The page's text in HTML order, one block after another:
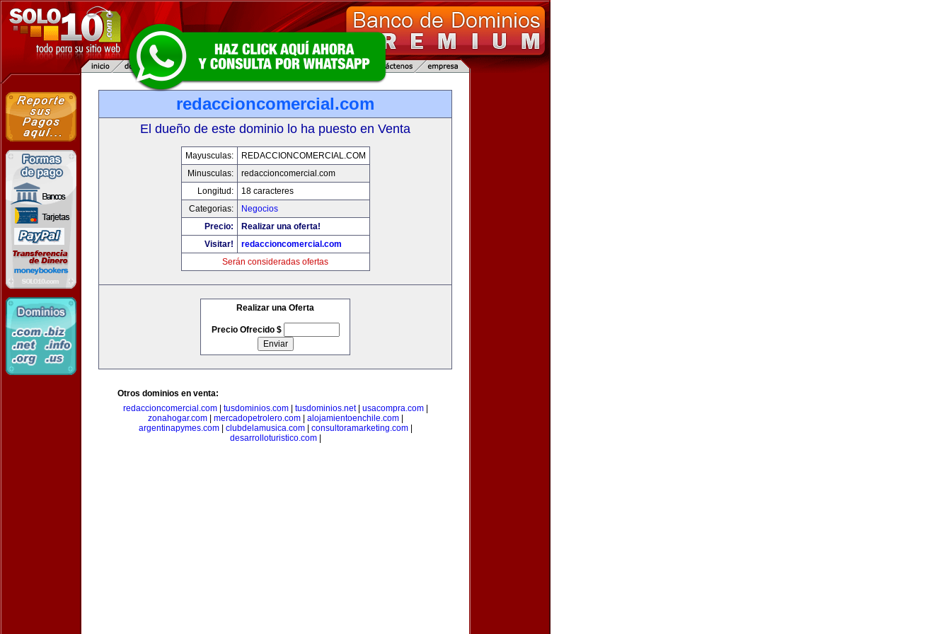
redaccioncomercial.com
El dueño de este dominio lo ha puesto en Venta
Mayusculas:
REDACCIONCOMERCIAL.COM
Minusculas:
redaccioncomercial.com
Longitud:
18 caracteres
Categorias:
Negocios
Precio:
Realizar una oferta!
Visitar!
redaccioncomercial.com
Serán consideradas ofertas
Realizar una Oferta
Precio Ofrecido $
Otros dominios en venta:
redaccioncomercial.com| tusdominios.com| tusdominios.net| usacompra.com|
zonahogar.com| mercadopetrolero.com| alojamientoenchile.com|
argentinapymes.com| clubdelamusica.com| consultoramarketing.com|
desarrolloturistico.com|